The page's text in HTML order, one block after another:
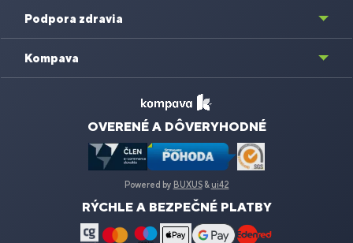
Podpora zdravia
Kompava
OVERENÉ A DÔVERYHODNÉ
Powered by BUXUS& ui42
RÝCHLE A BEZPEČNÉ PLATBY